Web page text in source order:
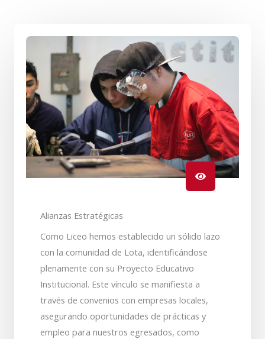
Alianzas Estratégicas
Como Liceo hemos establecido un sólido lazo
con la comunidad de Lota, identificándose
plenamente con su Proyecto Educativo
Institucional. Este vínculo se manifiesta a
través de convenios con empresas locales,
asegurando oportunidades de prácticas y
empleo para nuestros egresados, como